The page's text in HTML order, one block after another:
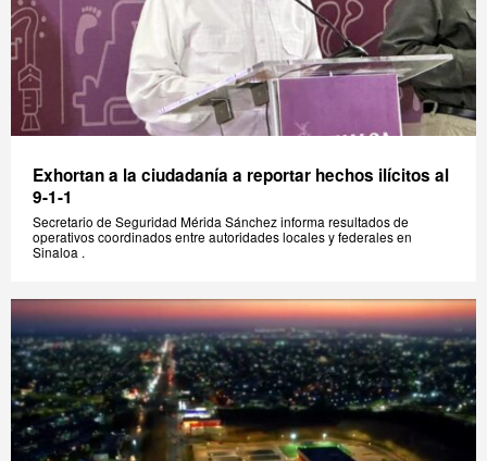
Exhortan a la ciudadanía a reportar hechos ilícitos al
9-1-1
Secretario de Seguridad Mérida Sánchez informa resultados de
operativos coordinados entre autoridades locales y federales en
Sinaloa .